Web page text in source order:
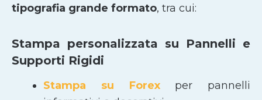
tipografia grande formato, tra cui:
Stampa personalizzata su Pannelli e
Supporti Rigidi
Stampa su Forexper pannelli